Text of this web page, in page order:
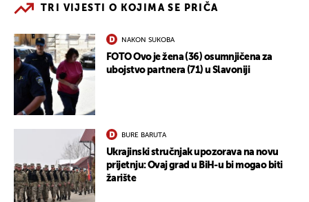
TRI VIJESTI O KOJIMA SE PRIČA
NAKON SUKOBA
FOTO Ovo je žena (36) osumnjičena za
ubojstvo partnera (71) u Slavoniji
BURE BARUTA
Ukrajinski stručnjak upozorava na novu
prijetnju: Ovaj grad u BiH-u bi mogao biti
žarište